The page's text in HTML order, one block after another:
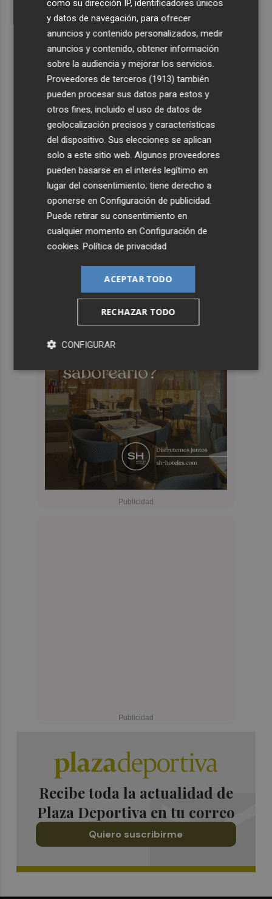
Recibe toda la actualidad de
Plaza Deportiva en tu correo
Quiero suscribirme
como su dirección IP, identificadores únicos
y datos de navegación, para ofrecer
anuncios y contenido personalizados, medir
anuncios y contenido, obtener información
sobre la audiencia y mejorar los servicios.
Proveedores de terceros (1913) también
pueden procesar sus datos para estos y
otros fines, incluido el uso de datos de
geolocalización precisos y características
del dispositivo. Sus elecciones se aplican
solo a este sitio web. Algunos proveedores
pueden basarse en el interés legítimo en
lugar del consentimiento; tiene derecho a
oponerse enConfiguración de publicidad
Puede retirar su consentimiento en
cualquier momento enConfiguración de
cookies .Política de privacidad
ACEPTAR TODO
RECHAZAR TODO
CONFIGURAR